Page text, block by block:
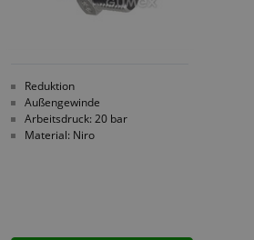
Reduktion
Außengewinde
Arbeitsdruck: 20 bar
Material: Niro